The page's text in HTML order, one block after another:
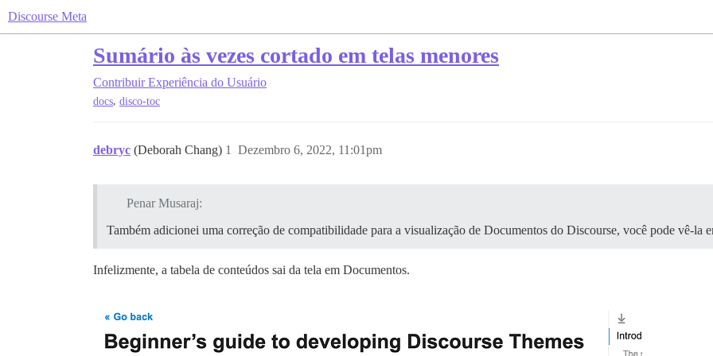
Discourse Meta
Sumário às vezes cortado em telas menores
Contribuir Experiência do Usuário
docs, disco-toc
debryc (Deborah Chang) Dezembro 6, 2022, 11:01pm
1
Penar Musaraj:
Também adicionei uma correção de compatibilidade para a visualização de Documentos do Discourse, você pode vê-la
Infelizmente, a tabela de conteúdos sai da tela em Documentos.